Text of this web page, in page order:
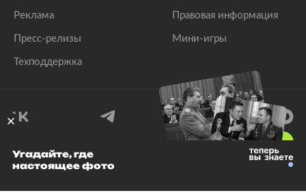
Реклама
Пресс-релизы
Техподдержка
Правовая информация
Мини-игры
© 1999–2026 Все права защищены.
Угадайте, где
настоящее фото